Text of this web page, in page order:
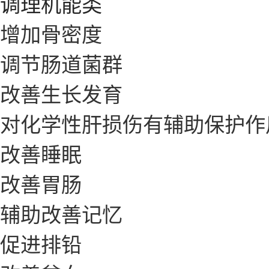
增加骨密度
调节肠道菌群
改善生长发育
对化学性肝损伤有辅助保护
改善睡眠
改善胃肠
辅助改善记忆
促进排铅